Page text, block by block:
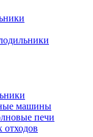
машины
печи